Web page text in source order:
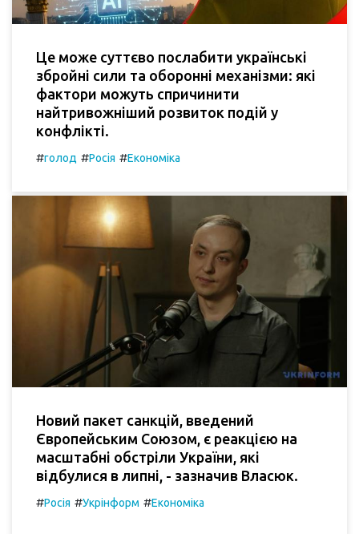
Це може суттєво послабити українські
збройні сили та оборонні механізми: які
фактори можуть спричинити
найтривожніший розвиток подій у
конфлікті.
#голод #Росія #Економіка
Новий пакет санкцій, введений
Європейським Союзом, є реакцією на
масштабні обстріли України, які
відбулися в липні, - зазначив Власюк.
#Росія #Укрінформ #Економіка